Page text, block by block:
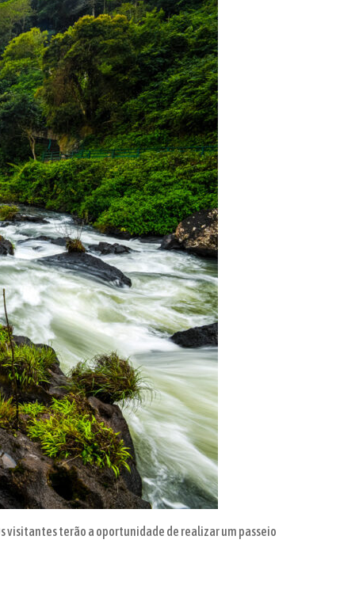
visitantes terão a oportunidade de realizar um passeio